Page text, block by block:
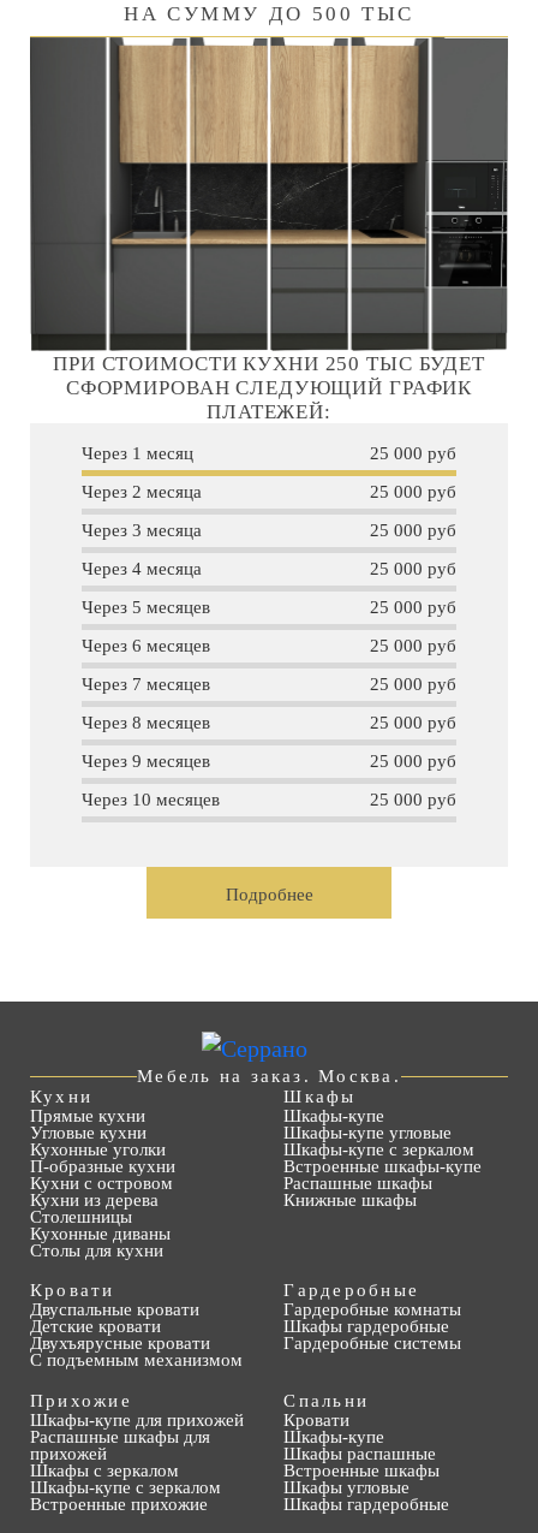
НА СУММУ ДО 500 ТЫС
ПРИ СТОИМОСТИ КУХНИ 250 ТЫС БУДЕТ
СФОРМИРОВАН СЛЕДУЮЩИЙ ГРАФИК
ПЛАТЕЖЕЙ:
Через 1 месяц
25 000 руб
Через 2 месяца
25 000 руб
Через 3 месяца
25 000 руб
Через 4 месяца
25 000 руб
Через 5 месяцев
25 000 руб
Через 6 месяцев
25 000 руб
Через 7 месяцев
25 000 руб
Через 8 месяцев
25 000 руб
Через 9 месяцев
25 000 руб
Через 10 месяцев
25 000 руб
Подробнее
Мебель на заказ. Москва.
Кухни
Прямые кухни
Угловые кухни
Кухонные уголки
П-образные кухни
Кухни с островом
Кухни из дерева
Столешницы
Кухонные диваны
Столы для кухни
Шкафы
Шкафы-купе
Шкафы-купе угловые
Шкафы-купе с зеркалом
Встроенные шкафы-купе
Распашные шкафы
Книжные шкафы
Кровати
Двуспальные кровати
Детские кровати
Двухъярусные кровати
С подъемным механизмом
Гардеробные
Гардеробные комнаты
Шкафы гардеробные
Гардеробные системы
Прихожие
Шкафы-купе для прихожей
Распашные шкафы для
прихожей
Шкафы с зеркалом
Шкафы-купе с зеркалом
Встроенные прихожие
Спальни
Кровати
Шкафы-купе
Шкафы распашные
Встроенные шкафы
Шкафы угловые
Шкафы гардеробные